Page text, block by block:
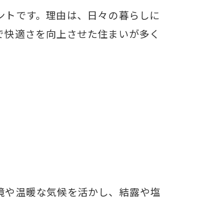
です。理由は、日々の暮らしに
適さを向上させた住まいが多く
温暖な気候を活かし、結露や塩